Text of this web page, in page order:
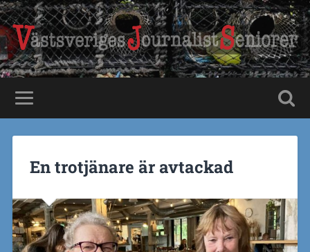
En trotjänare är avtackad